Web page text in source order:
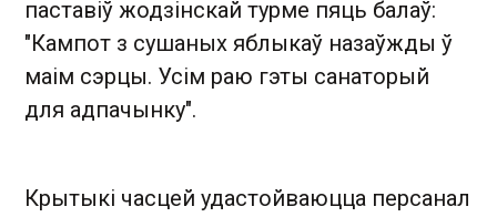
паставіў жодзінскай турме пяць балаў:
"Кампот з сушаных яблыкаў назаўжды ў
маім сэрцы. Усім раю гэты санаторый
для адпачынку".
Крытыкі часцей удастойваюцца персанал